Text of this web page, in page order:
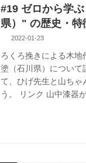
#19 ゼロから学
県）" の歴史・特
2022-01-23
ろくろ挽きによる木
塗（石川県）について
て、ひげ先生と山ちゃ
う。 リンク 山中漆器